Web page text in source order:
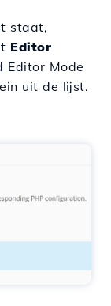
staat,
Editor
Editor Mode
uit de lijst.